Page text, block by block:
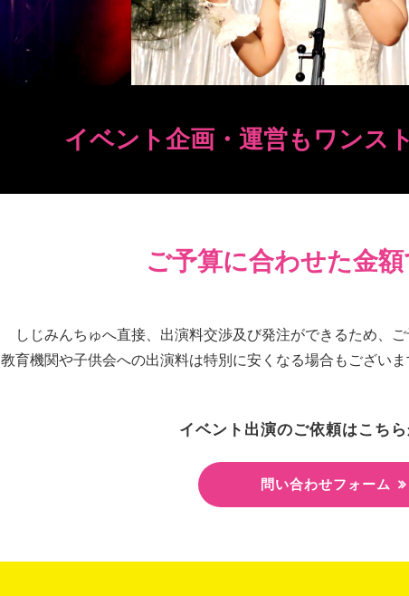
イベント企画・運営も ワンス
ご予算に合わせた金
しじみんちゅへ直接、出演料交渉及び発注ができるため、
教育機関や子供会への出演料は特別に安くなる場合もござい
イベント出演のご依頼はこち
問い合わせフォーム